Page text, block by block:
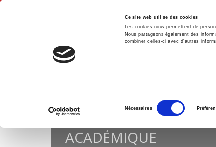
Ce site web utilise des cookies
Les cookies nous permettent de
Nous partageons également des
combiner celles-ci avec d'autres
consentement
Nécessaires
ACADÉMIQUE